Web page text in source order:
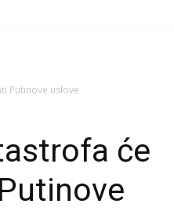
Putinove uslove
će